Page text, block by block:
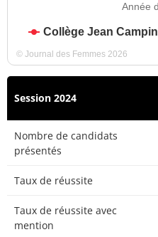
Année
Collège Jean Campin
© Journal des Femmes 2026
Session 2024
Nombre de candidats
présentés
Taux de réussite
Taux de réussite avec
mention